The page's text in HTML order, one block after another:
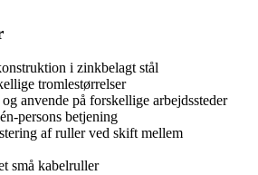
i zinkbelagt stål
tromlestørrelser
anvende på forskellige arbejdssteder
persons betjening
af ruller ved skift mellem
små kabelruller